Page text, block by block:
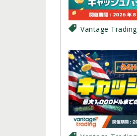
Vantage Trading